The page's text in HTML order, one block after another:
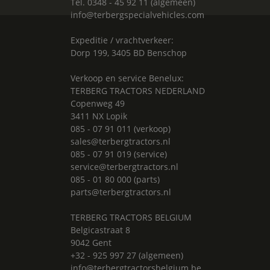
Tel. 0348 - 45 92 11 (algemeen)
info@terbergspecialvehicles.com
Expeditie / vrachtverkeer:
Dorp 199, 3405 BD Benschop
Verkoop en service Benelux:
TERBERG TRACTORS NEDERLAND
Copenweg 49
3411 NX Lopik
085 - 07 91 011 (verkoop)
sales@terbergtractors.nl
085 - 07 91 019 (service)
service@terbergtractors.nl
085 - 01 80 000 (parts)
parts@terbergtractors.nl
TERBERG TRACTORS BELGIUM
Belgicastraat 8
9042 Gent
+32 - 925 997 27 (algemeen)